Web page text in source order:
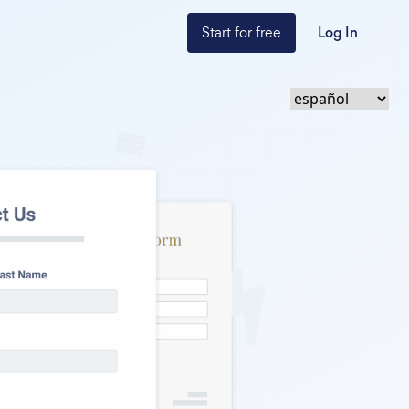
Start for free Log In